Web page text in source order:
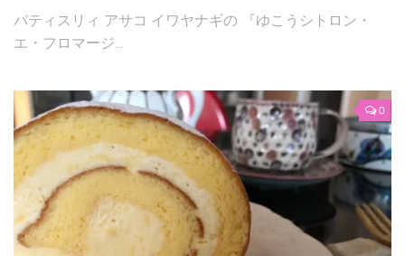
パティスリィ アサコ イワヤナギの 『ゆこうシトロン・
エ・フロマージ...
0